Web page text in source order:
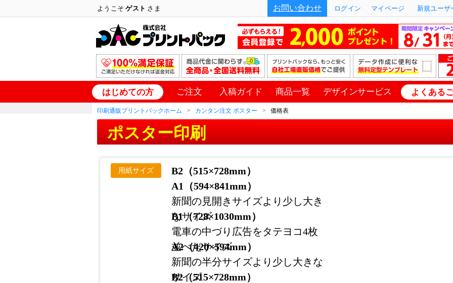
ようこそゲスト さま お問い合わせ ログイン マイページ 新規ユーザ
はじめての方 ご注文 入稿ガイド 商品一覧 デザインサービス よくある
印刷通販プリントパックホーム カンタン注文 ポスター 価格表
ポスター印刷
用紙サイズ
B2（515×728mm）
A1（594×841mm）
新聞の見開きサイズより少し大き
なサイズ
B1（728×1030mm）
電車の中づり広告をタテヨコ4枚
並べたサイズ
A2（420×594mm）
新聞の半分サイズより少し大きな
サイズ
B2（515×728mm）